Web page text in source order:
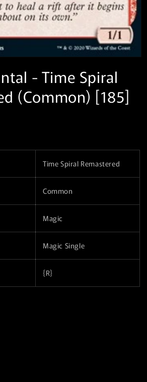
- Time Spiral
(Common)⁣ [185]
Time Spiral Remastered
Common
Magic
Magic Single
{R}